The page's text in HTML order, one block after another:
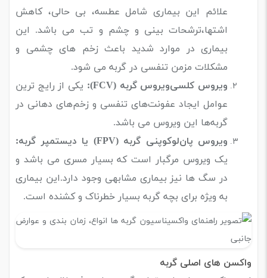
علائم این بیماری شامل عطسه، بی حالی، کاهش
اشتها،ترشحات بینی و چشم و تب می باشد. این
بیماری در موارد شدید باعث زخم های چشمی و
مشکلات مزمن تنفسی در گربه می شود.
ویروس کلسی‌ویروس گربه (FCV):
یکی از رایج ترین
عوامل ایجاد عفونت‌های تنفسی و زخم‌های دهانی در
گربه‌ها این ویروس می باشد.
ویروس پان‌لوکوپنی گربه (FPV) یا دیستمپر گربه:
یک ویروس مرگبار است که بسیار مسری می باشد و
در سگ ها نیز بیماری مشابهی وجود دارد.این بیماری
به ویژه برای بچه گربه بسیار خطرناک و کشنده است.
واکسن های اصلی گربه